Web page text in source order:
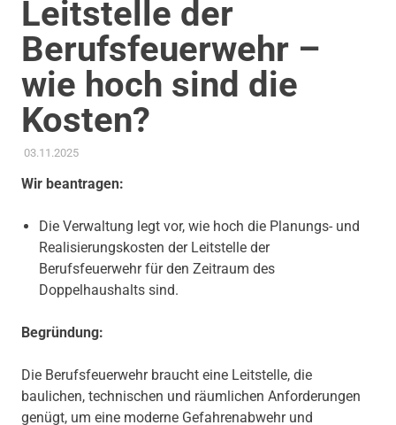
Leitstelle der
Berufsfeuerwehr –
wie hoch sind die
Kosten?
03.11.2025ADMIN
AKTUELLES
Wir beantragen:
Die Verwaltung legt vor, wie hoch die Planungs- und
Realisierungskosten der Leitstelle der
Berufsfeuerwehr für den Zeitraum des
Doppelhaushalts sind.
Begründung:
Die Berufsfeuerwehr braucht eine Leitstelle, die
baulichen, technischen und räumlichen Anforderungen
genügt, um eine moderne Gefahrenabwehr und